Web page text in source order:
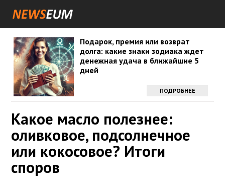
Подарок, премия или возврат
долга: какие знаки зодиака ждет
денежная удача в ближайшие 5
дней
ПОДРОБНЕЕ
Какое масло полезнее:
оливковое, подсолнечное
или кокосовое? Итоги
споров